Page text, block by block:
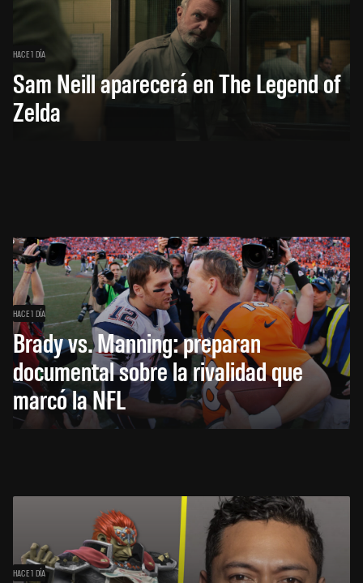
HACE 1 DÍA
Sam Neill aparecerá en The Legend of
Zelda
HACE 1 DÍA
Brady vs. Manning: preparan
documental sobre la rivalidad que
marcó la NFL
HACE 1 DÍA